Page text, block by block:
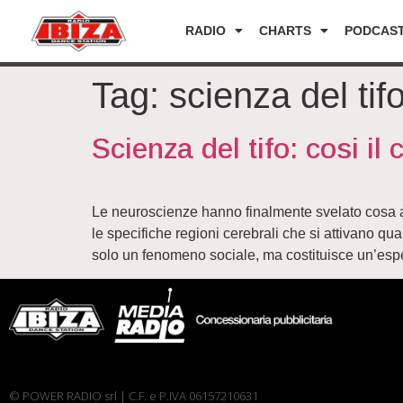
RADIO CHARTS
Tag: scienza del
Scienza del tifo: cosi il
Le neuroscienze hanno finalmente svelato
le specifiche regioni cerebrali che si attivano
solo un fenomeno sociale, ma costituisce
© POWER RADIO srl | C.F. e P.IVA 06157210631